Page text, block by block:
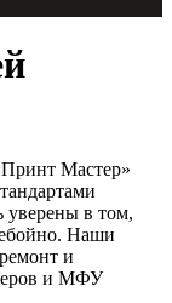
Мастер»
уверены в том,
Наши
и
и МФУ